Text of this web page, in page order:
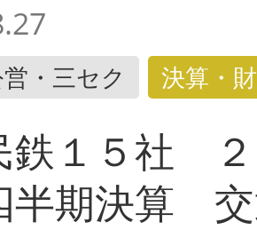
・三セク 決算・
鉄１５社
半期決算